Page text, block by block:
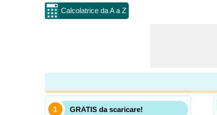
Calcolatrice da A a Z
GRATIS da scaricare!